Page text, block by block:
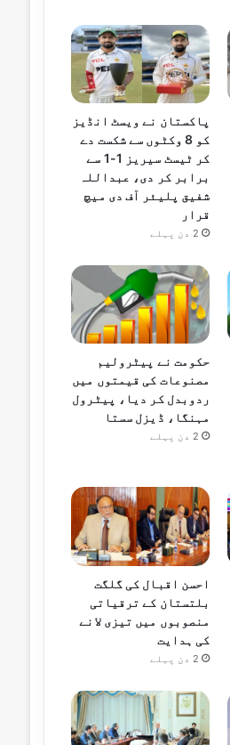
پاکستان نے ویسٹ انڈیز
کو 8 وکٹوں سے شکست دے
کر ٹیسٹ سیریز 1-1 سے
برابر کر دی، عبداللہ
شفیق پلیئر آف دی میچ
قرار
2 دن پہلے
حکومت نے پیٹرولیم
مصنوعات کی قیمتوں میں
ردوبدل کر دیا، پیٹرول
مہنگا، ڈیزل سستا
2 دن پہلے
احسن اقبال کی گلگت
بلتستان کے ترقیاتی
منصوبوں میں تیزی لانے
کی ہدایت
2 دن پہلے